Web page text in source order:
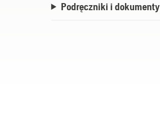
Podręczniki i dokumenty